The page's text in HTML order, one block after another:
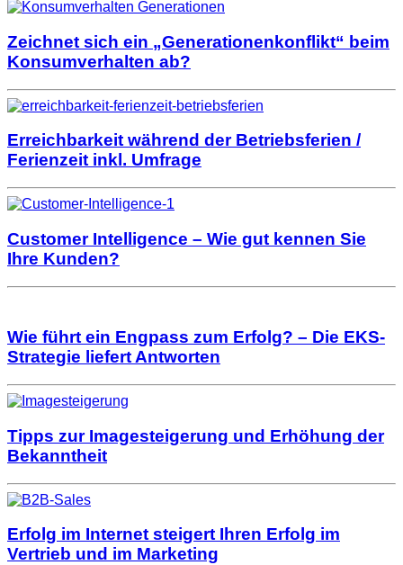
Zeichnet sich ein „Generationenkonflikt“ beim
Konsumverhalten ab?
Erreichbarkeit während der Betriebsferien /
Ferienzeit inkl. Umfrage
Customer Intelligence – Wie gut kennen Sie
Ihre Kunden?
Wie führt ein Engpass zum Erfolg? – Die EKS-
Strategie liefert Antworten
Tipps zur Imagesteigerung und Erhöhung der
Bekanntheit
Erfolg im Internet steigert Ihren Erfolg im
Vertrieb und im Marketing